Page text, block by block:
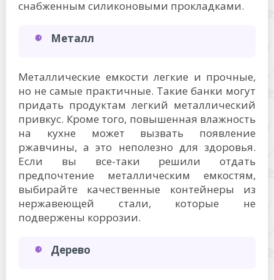
снабженным силиконовыми прокладками.
Металл
Металлические емкости легкие и прочные,
но не самые практичные. Такие банки могут
придать продуктам легкий металлический
привкус. Кроме того, повышенная влажность
на кухне может вызвать появление
ржавчины, а это неполезно для здоровья.
Если вы все-таки решили отдать
предпочтение металлическим емкостям,
выбирайте качественные контейнеры из
нержавеющей стали, которые не
подвержены коррозии.
Дерево